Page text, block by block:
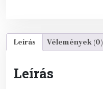
Leírás Vélemények (0)
Leírás